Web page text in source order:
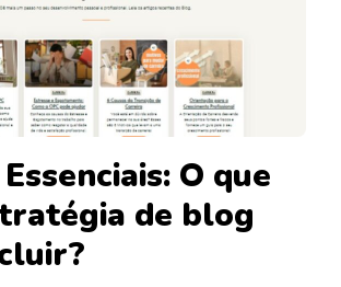
O que
de blog